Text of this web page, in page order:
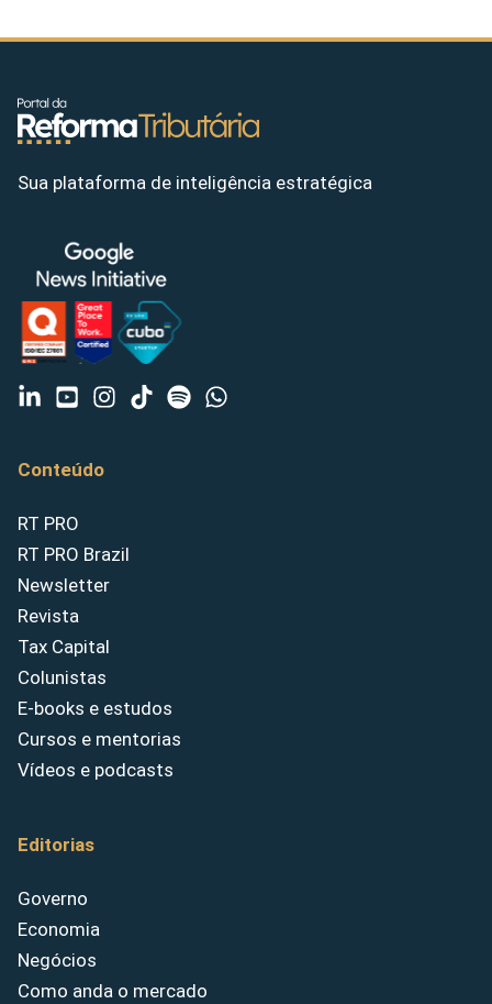
Sua plataforma de inteligência estratégica
Conteúdo
RT PRO
RT PRO Brazil
Newsletter
Revista
Tax Capital
Colunistas
E-books e estudos
Cursos e mentorias
Vídeos e podcasts
Editorias
Governo
Economia
Negócios
Como anda o mercado